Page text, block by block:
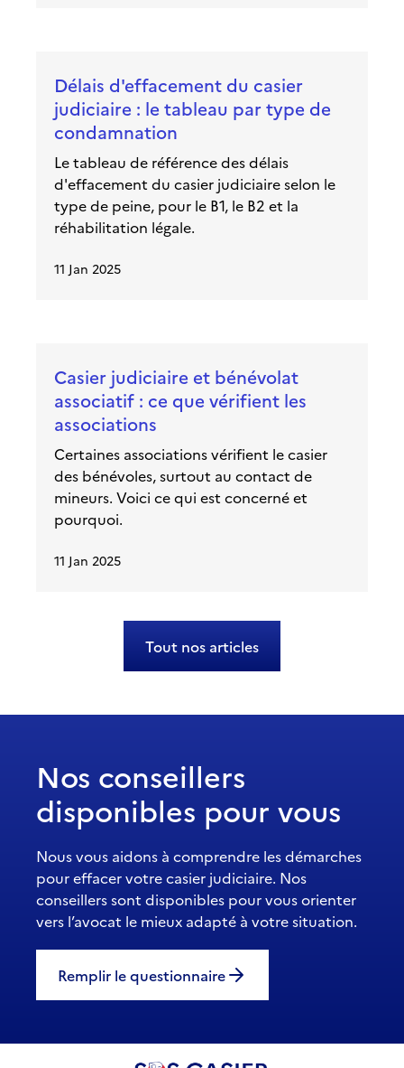
Délais d'effacement du casier
judiciaire : le tableau par type de
condamnation
Le tableau de référence des délais
d'effacement du casier judiciaire selon le
type de peine, pour le B1, le B2 et la
réhabilitation légale.
11 Jan 2025
Casier judiciaire et bénévolat
associatif : ce que vérifient les
associations
Certaines associations vérifient le casier
des bénévoles, surtout au contact de
mineurs. Voici ce qui est concerné et
pourquoi.
11 Jan 2025
Tout nos articles
Nos conseillers
disponibles pour vous
Nous vous aidons à comprendre les démarches
pour effacer votre casier judiciaire. Nos
conseillers sont disponibles pour vous orienter
vers l’avocat le mieux adapté à votre situation.
Remplir le questionnaire